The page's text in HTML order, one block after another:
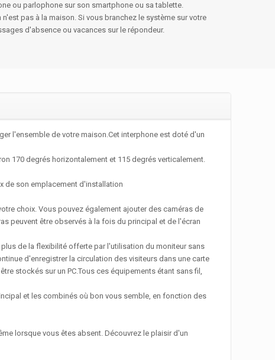
ou parlophone sur son smartphone ou sa tablette.
pas à la maison. Si vous branchez le système sur votre
d'absence ou vacances sur le répondeur.
l'ensemble de votre maison.Cet interphone est doté d'un
170 degrés horizontalement et 115 degrés verticalement.
de son emplacement d'installation
choix. Vous pouvez également ajouter des caméras de
peuvent être observés à la fois du principal et de l'écran
de la flexibilité offerte par l'utilisation du moniteur sans
d'enregistrer la circulation des visiteurs dans une carte
stockés sur un PC.Tous ces équipements étant sans fil,
et les combinés où bon vous semble, en fonction des
lorsque vous êtes absent. Découvrez le plaisir d'un